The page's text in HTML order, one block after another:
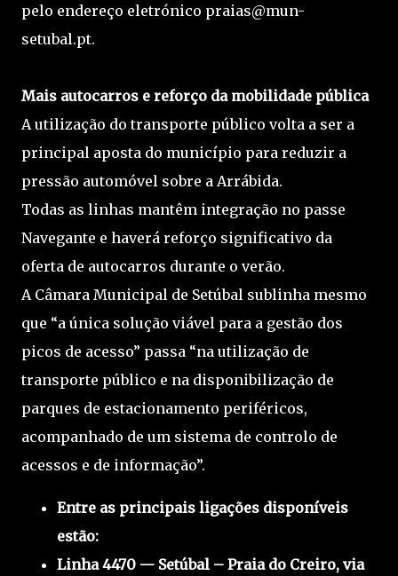
pelo endereço eletrónico praias@mun-
setubal.pt.
Mais autocarros e reforço da mobilidade pública
A utilização do transporte público volta a ser a
principal aposta do município para reduzir a
pressão automóvel sobre a Arrábida.
Todas as linhas mantêm integração no passe
Navegante e haverá reforço significativo da
oferta de autocarros durante o verão.
A Câmara Municipal de Setúbal sublinha mesmo
que “a única solução viável para a gestão dos
picos de acesso” passa “na utilização de
transporte público e na disponibilização de
parques de estacionamento periféricos,
acompanhado de um sistema de controlo de
acessos e de informação”.
Entre as principais ligações disponíveis
estão:
Linha 4470 — Setúbal – Praia do Creiro, via